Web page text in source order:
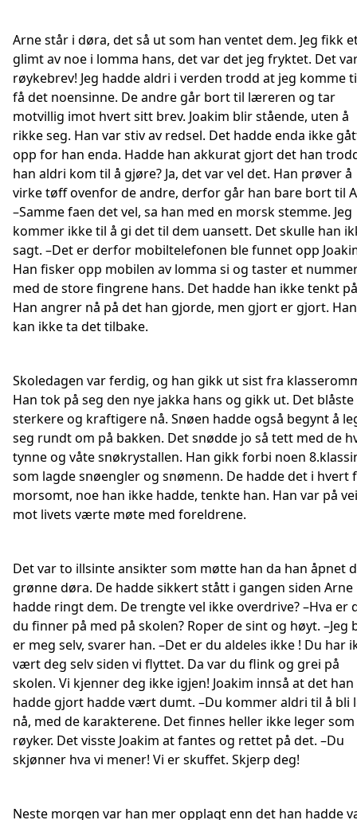
Arne står i døra, det så ut som han ventet dem. Jeg fikk
glimt av noe i lomma hans, det var det jeg fryktet. Det
røykebrev! Jeg hadde aldri i verden trodd at jeg komme
få det noensinne. De andre går bort til læreren og tar
motvillig imot hvert sitt brev. Joakim blir stående, uten å
rikke seg. Han var stiv av redsel. Det hadde enda ikke
opp for han enda. Hadde han akkurat gjort det han
han aldri kom til å gjøre? Ja, det var vel det. Han prøver å
virke tøff ovenfor de andre, derfor går han bare bort til
–Samme faen det vel, sa han med en morsk stemme. Jeg
kommer ikke til å gi det til dem uansett. Det skulle han
sagt. –Det er derfor mobiltelefonen ble funnet opp
Han fisker opp mobilen av lomma si og taster et
med de store fingrene hans. Det hadde han ikke tenkt
Han angrer nå på det han gjorde, men gjort er gjort. Han
kan ikke ta det tilbake.
Skoledagen var ferdig, og han gikk ut sist fra
Han tok på seg den nye jakka hans og gikk ut. Det blåste
sterkere og kraftigere nå. Snøen hadde også begynt å
seg rundt om på bakken. Det snødde jo så tett med de
tynne og våte snøkrystallen. Han gikk forbi noen
som lagde snøengler og snømenn. De hadde det i hvert
morsomt, noe han ikke hadde, tenkte han. Han var på vei
mot livets værte møte med foreldrene.
Det var to illsinte ansikter som møtte han da han åpnet
grønne døra. De hadde sikkert stått i gangen siden Arne
hadde ringt dem. De trengte vel ikke overdrive? –Hva er
du finner på med på skolen? Roper de sint og høyt. –Jeg
er meg selv, svarer han. –Det er du aldeles ikke ! Du har
vært deg selv siden vi flyttet. Da var du flink og grei på
skolen. Vi kjenner deg ikke igjen! Joakim innså at det han
hadde gjort hadde vært dumt. –Du kommer aldri til å bli
nå, med de karakterene. Det finnes heller ikke leger som
røyker. Det visste Joakim at fantes og rettet på det. –Du
skjønner hva vi mener! Vi er skuffet. Skjerp deg!
Neste morgen var han mer opplagt enn det han hadde